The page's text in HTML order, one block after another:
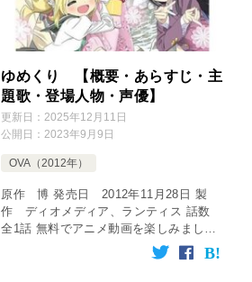
ゆめくり 【概要・あらすじ・主
題歌・登場人物・声優】
更新日：2025年12月11日
公開日：2023年9月9日
OVA（2012年）
原作 博 発売日 2012年11月28日 製
作 ディオメディア、ランティス 話数
全1話 無料でアニメ動画を楽しみましょ
う♪ 2012年 話題性の高かったＯＰ、ＥＤ
＆中毒アニソン集を少し補足してみた